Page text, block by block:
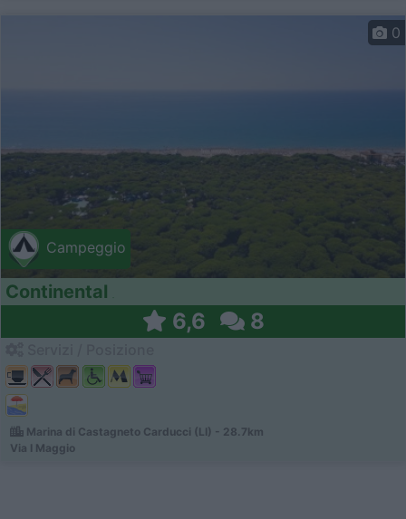
Campeggio
0
Continental
6,6 8
Marina di Castagneto Carducci (LI) - 28.7km
Via I Maggio